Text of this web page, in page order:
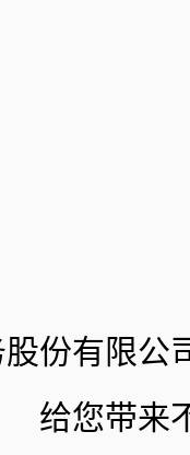
份有限公
给您带来